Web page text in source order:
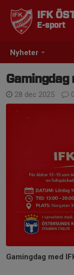
Nyheter
IFK
E-sport
Gamingdag
28 dec 2025
Gamingdag med